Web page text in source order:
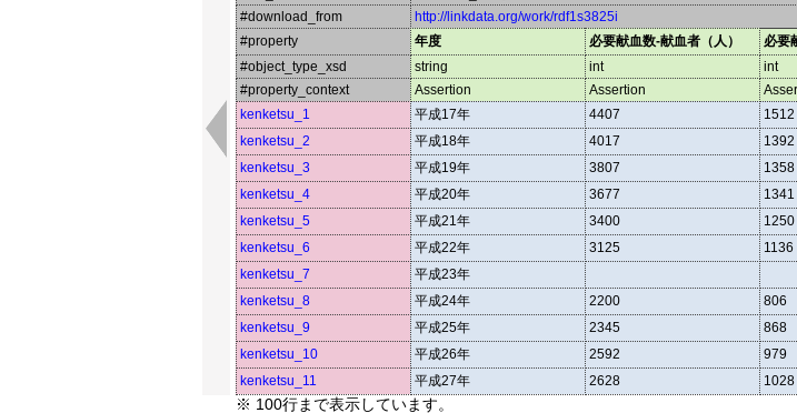
#download_from
http://linkdata.org/work/rdf1s3825i
#property
年度 必要献血数-献血者（人） 必要
#object_type_xsd
string int int
#property_context
Assertion Assertion
kenketsu_1
平成17年 4407 1512
kenketsu_2
平成18年 4017 1392
kenketsu_3
平成19年 3807 1358
kenketsu_4
平成20年 3677 1341
kenketsu_5
平成21年 3400 1250
kenketsu_6
平成22年 3125 1136
kenketsu_7
平成23年
kenketsu_8
平成24年 2200 806
kenketsu_9
平成25年 2345 868
kenketsu_10
平成26年 2592 979
kenketsu_11
平成27年 2628 1028
※ 100行まで表示しています。